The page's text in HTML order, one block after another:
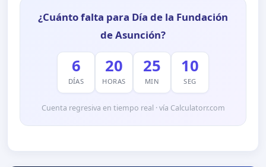
¿Cuánto falta para Día de la Fundación
de Asunción?
6
DÍAS
20
HORAS
25
MIN
10
SEG
Cuenta regresiva en tiempo real · vía Calculatorr.com